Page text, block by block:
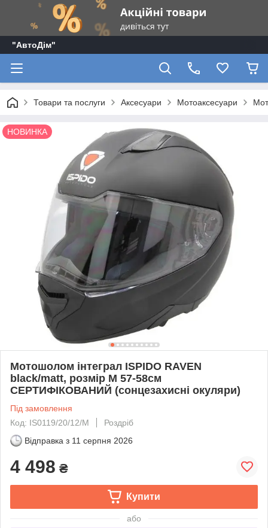
"АвтоДім"
Товари та послуги Аксесуари Мотоаксесуари
НОВИНКА
Мотошолом інтеграл ISPIDO RAVEN
black/matt, розмір M 57-58см
СЕРТИФІКОВАНИЙ (сонцезахисні окуляри)
Під замовлення
Код: IS0119/20/12/M
Роздріб
Відправка з 11 серпня 2026
4 498 ₴
Купити
або